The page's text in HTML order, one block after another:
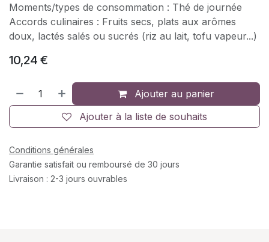
Moments/types de consommation : Thé de journée
Accords culinaires : Fruits secs, plats aux arômes
doux, lactés salés ou sucrés (riz au lait, tofu vapeur...)
10,24 €
Ajouter au panier
Ajouter à la liste de souhaits
Conditions générales
Garantie satisfait ou remboursé de 30 jours
Livraison : 2-3 jours ouvrables